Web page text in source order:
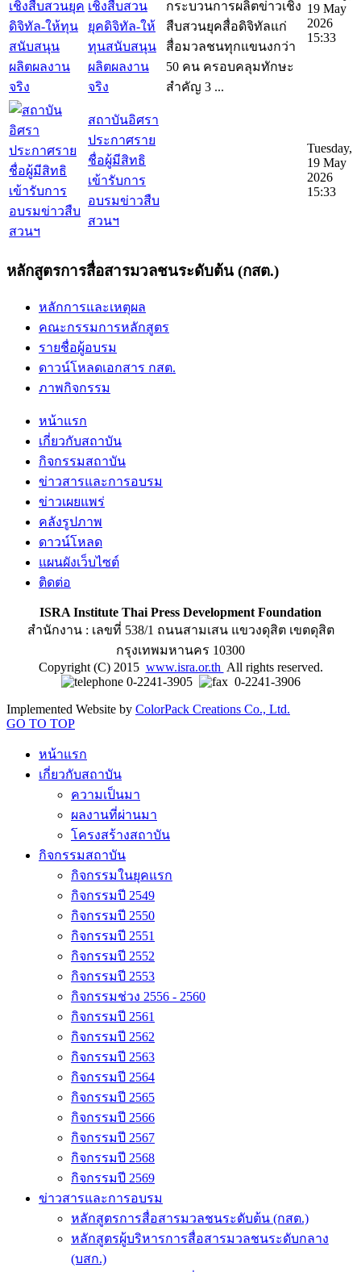
เชิงสืบสวน
ยุคดิจิทัล-ให้
ทุนสนับสนุน
ผลิตผลงาน
จริง
กระบวนการผลิตข่าวเชิง
สืบสวนยุคสื่อดิจิทัลแก่
สื่อมวลชนทุกแขนงกว่า
50 คน ครอบคลุมทักษะ
สำคัญ 3 ...
19 May
2026
15:33
สถาบันอิศรา
ประกาศราย
ชื่อผู้มีสิทธิ
เข้ารับการ
อบรมข่าวสืบ
สวนฯ
Tuesday,
19 May
2026
15:33
หลักสูตรการสื่อสารมวลชนระดับต้น (กสต.)
หลักการและเหตุผล
คณะกรรมการหลักสูตร
รายชื่อผู้อบรม
ดาวน์โหลดเอกสาร กสต.
ภาพกิจกรรม
หน้าแรก
เกี่ยวกับสถาบัน
กิจกรรมสถาบัน
ข่าวสารและการอบรม
ข่าวเผยแพร่
คลังรูปภาพ
ดาวน์โหลด
แผนผังเว็บไซต์
ติดต่อ
ISRA Institute Thai Press Development Foundation
สำนักงาน : เลขที่ 538/1 ถนนสามเสน แขวงดุสิต เขตดุสิต
กรุงเทพมหานคร 10300
Copyright (C) 2015 www.isra.or.th All rights reserved.
0-2241-3905
0-2241-3906
Implemented Website by ColorPack Creations Co., Ltd.
GO TO TOP
หน้าแรก
เกี่ยวกับสถาบัน
ความเป็นมา
ผลงานที่ผ่านมา
โครงสร้างสถาบัน
กิจกรรมสถาบัน
กิจกรรมในยุคแรก
กิจกรรมปี 2549
กิจกรรมปี 2550
กิจกรรมปี 2551
กิจกรรมปี 2552
กิจกรรมปี 2553
กิจกรรมช่วง 2556 - 2560
กิจกรรมปี 2561
กิจกรรมปี 2562
กิจกรรมปี 2563
กิจกรรมปี 2564
กิจกรรมปี 2565
กิจกรรมปี 2566
กิจกรรมปี 2567
กิจกรรมปี 2568
กิจกรรมปี 2569
ข่าวสารและการอบรม
หลักสูตรการสื่อสารมวลชนระดับต้น (กสต.)
หลักสูตรผู้บริหารการสื่อสารมวลชนระดับกลาง
(บสก.)